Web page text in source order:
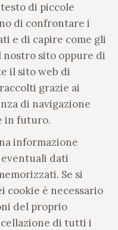
di piccole
di confrontare i
e di capire come gli
sito oppure di
il sito web di
grazie ai
di navigazione
in futuro.
informazione
dati
Se si
cookie è necessario
del proprio
di tutti i